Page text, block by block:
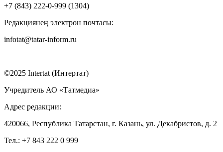
+7 (843) 222-0-999 (1304)
Редакциянең электрон почтасы:
infotat@tatar-inform.ru
©2025 Intertat (Интертат)
Учредитель АО «Татмедиа»
Адрес редакции:
420066, Республика Татарстан, г. Казань, ул. Декабристов, д. 2
Тел.: +7 843 222 0 999